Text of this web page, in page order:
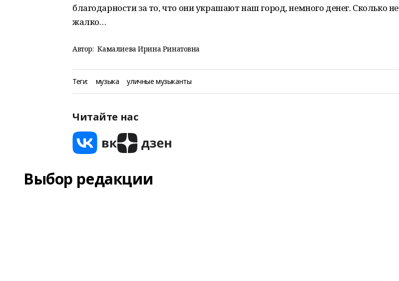
благодарности за то, что они украшают наш город, немного денег. Сколько не
жалко…
Автор: Камалиева Ирина Ринатовна
Теги: музыка уличные музыканты
Читайте нас
Выбор редакции